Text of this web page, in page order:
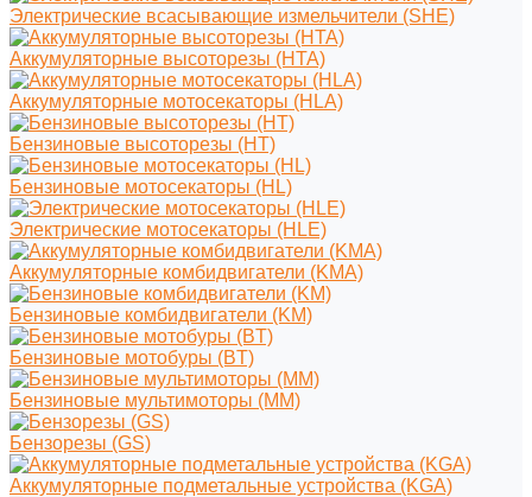
Электрические всасывающие измельчители (SHE)
Аккумуляторные высоторезы (HTA)
Аккумуляторные мотосекаторы (HLA)
Бензиновые высоторезы (HT)
Бензиновые мотосекаторы (HL)
Электрические мотосекаторы (HLE)
Аккумуляторные комбидвигатели (KMA)
Бензиновые комбидвигатели (KM)
Бензиновые мотобуры (BT)
Бензиновые мультимоторы (MM)
Бензорезы (GS)
Аккумуляторные подметальные устройства (KGA)